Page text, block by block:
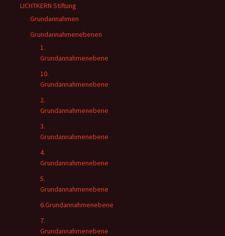
LICHTKERN Stiftung
Grundannahmen
Grundannahmenebenen
1.
Grundannahmenebene
10.
Grundannahmenebene
2.
Grundannahmenebene
3.
Grundannahmenebene
4.
Grundannahmenebene
5.
Grundannahmenebene
6.Grundannahmenebene
7.
Grundannahmenebene